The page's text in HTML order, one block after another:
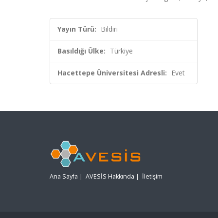
Yayın Türü: Bildiri
Basıldığı Ülke: Türkiye
Hacettepe Üniversitesi Adresli: Evet
Ana Sayfa | AVESİS Hakkında | İletişim